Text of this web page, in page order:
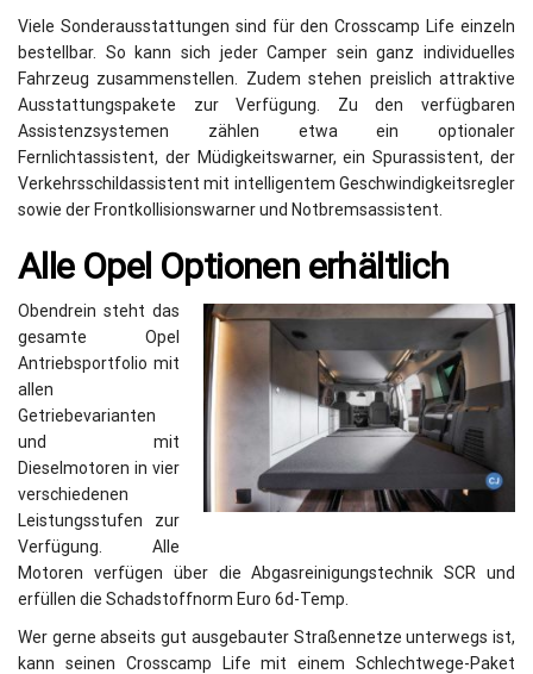
Viele Sonderausstattungen sind für den Crosscamp Life einzeln
bestellbar. So kann sich jeder Camper sein ganz individuelles
Fahrzeug zusammenstellen. Zudem stehen preislich attraktive
Ausstattungspakete zur Verfügung. Zu den verfügbaren
Assistenzsystemen zählen etwa ein optionaler
Fernlichtassistent, der Müdigkeitswarner, ein Spurassistent, der
Verkehrsschildassistent mit intelligentem Geschwindigkeitsregler
sowie der Frontkollisionswarner und Notbremsassistent.
Alle Opel Optionen erhältlich
Obendrein steht das
gesamte Opel
Antriebsportfolio mit
allen
Getriebevarianten
und mit
Dieselmotoren in vier
verschiedenen
Leistungsstufen zur
Verfügung. Alle
Motoren verfügen über die Abgasreinigungstechnik SCR und
erfüllen die Schadstoffnorm Euro 6d-Temp.
Wer gerne abseits gut ausgebauter Straßennetze unterwegs ist,
kann seinen Crosscamp Life mit einem Schlechtwege-Paket